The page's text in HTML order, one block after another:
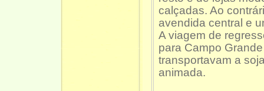
calçadas. Ao
avendida central e
A viagem de
para Campo
transportavam a
animada.